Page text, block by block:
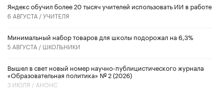
​Яндекс обучил более 20 тысяч учителей использовать ИИ в работе
6 АВГУСТА /УЧИТЕЛЯ
Минимальный набор товаров для школы подорожал на 6,3%
5 АВГУСТА / ШКОЛЬНИКИ
Вышел в свет новый номер научно-публицистического журнала
«Образовательная политика» № 2 (2026)
3 ИЮЛЯ / АНОНС